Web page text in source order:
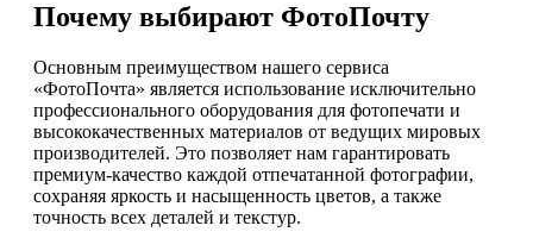
Почему выбирают ФотоПочту
Основным преимуществом нашего сервиса
«ФотоПочта» является использование исключительно
профессионального оборудования для фотопечати и
высококачественных материалов от ведущих мировых
производителей. Это позволяет нам гарантировать
премиум-качество каждой отпечатанной фотографии,
сохраняя яркость и насыщенность цветов, а также
точность всех деталей и текстур.